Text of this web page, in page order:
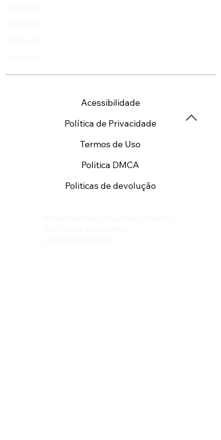
Acessibilidade
Política de Privacidade
Termos de Uso
Politica DMCA
Politicas de devolução